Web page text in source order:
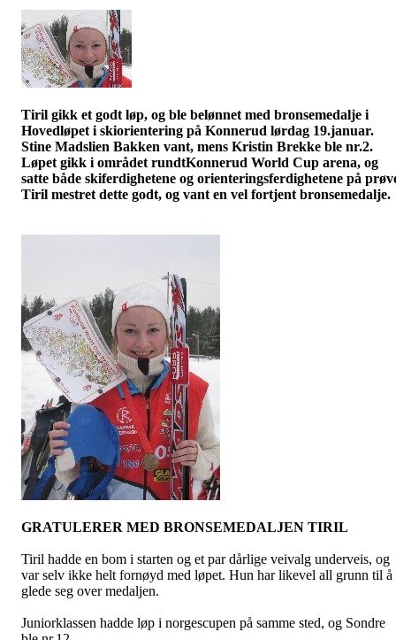
Tiril gikk et godt løp, og ble belønnet med bronsemedalje i
Hovedløpet i skiorientering på Konnerud lørdag 19.januar.
Stine Madslien Bakken vant, mens Kristin Brekke ble nr.2.
Løpet gikk i området rundtKonnerud World Cup arena, og
satte både skiferdighetene og orienteringsferdighetene på
Tiril mestret dette godt, og vant en vel fortjent bronsemedalje.
GRATULERER MED BRONSEMEDALJEN TIRIL
Tiril hadde en bom i starten og et par dårlige veivalg underveis, og
var selv ikke helt fornøyd med løpet. Hun har likevel all grunn til å
glede seg over medaljen.
Juniorklassen hadde løp i norgescupen på samme sted, og Sondre